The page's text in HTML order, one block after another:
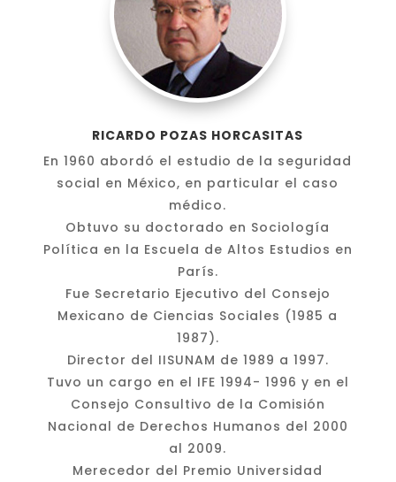
RICARDO POZAS HORCASITAS
En 1960 abordó el estudio de la seguridad
social en México, en particular el caso
médico.
Obtuvo su doctorado en Sociología
Política en la Escuela de Altos Estudios en
París.
Fue Secretario Ejecutivo del Consejo
Mexicano de Ciencias Sociales (1985 a
1987).
Director del IISUNAM de 1989 a 1997.
Tuvo un cargo en el IFE 1994- 1996 y en el
Consejo Consultivo de la Comisión
Nacional de Derechos Humanos del 2000
al 2009.
Merecedor del Premio Universidad